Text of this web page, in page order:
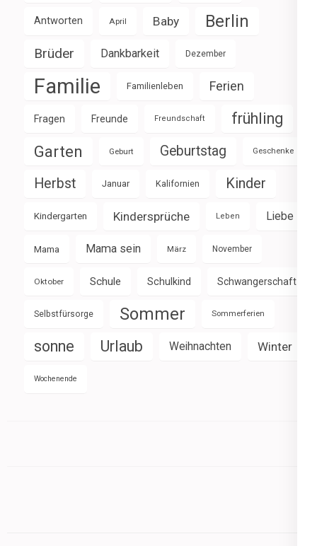
Antworten April Baby Berlin
Brüder Dankbarkeit Dezember
Familie Familienleben Ferien
Fragen Freunde Freundschaft frühling
Garten Geburt Geburtstag Geschenke
Herbst Januar Kalifornien Kinder
Kindergarten Kindersprüche Leben Liebe
Mama Mama sein März November
Oktober Schule Schulkind Schwangerschaft
Selbstfürsorge Sommer Sommerferien
sonne Urlaub Weihnachten Winter
Wochenende